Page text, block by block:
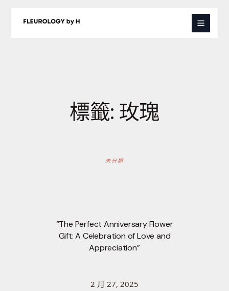
標籤: 玫瑰
未分類
“The Perfect Anniversary Flower
Gift: A Celebration of Love and
Appreciation”
2 月 27, 2025